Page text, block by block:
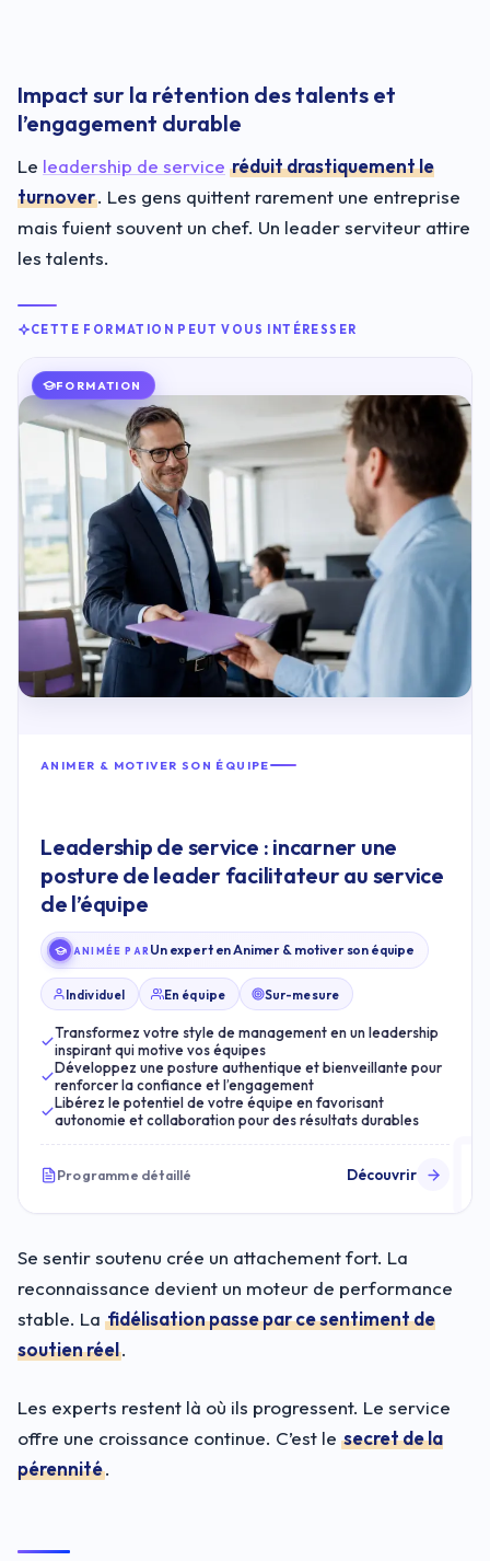
Impact sur la rétention des talents et
l’engagement durable
Le leadership de service réduit drastiquement le
turnover. Les gens quittent rarement une entreprise
mais fuient souvent un chef. Un leader serviteur attire
les talents.
CETTE FORMATION PEUT VOUS INTÉRESSER
FORMATION
ANIMER & MOTIVER SON ÉQUIPE
Leadership de service : incarner une
posture de leader facilitateur au service
de l’équipe
ANIMÉE PARUn expert en Animer & motiver son équipe
Individuel En équipe Sur-mesure
Transformez votre style de management en un leadership
inspirant qui motive vos équipes
Développez une posture authentique et bienveillante pour
renforcer la confiance et l’engagement
Libérez le potentiel de votre équipe en favorisant
autonomie et collaboration pour des résultats durables
Programme détaillé Découvrir
Se sentir soutenu crée un attachement fort. La
reconnaissance devient un moteur de performance
stable. La fidélisation passe par ce sentiment de
soutien réel.
Les experts restent là où ils progressent. Le service
offre une croissance continue. C’est le secret de la
pérennité.